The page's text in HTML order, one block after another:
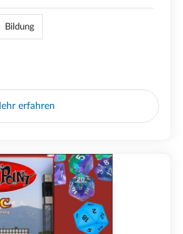
Bildung
erfahren